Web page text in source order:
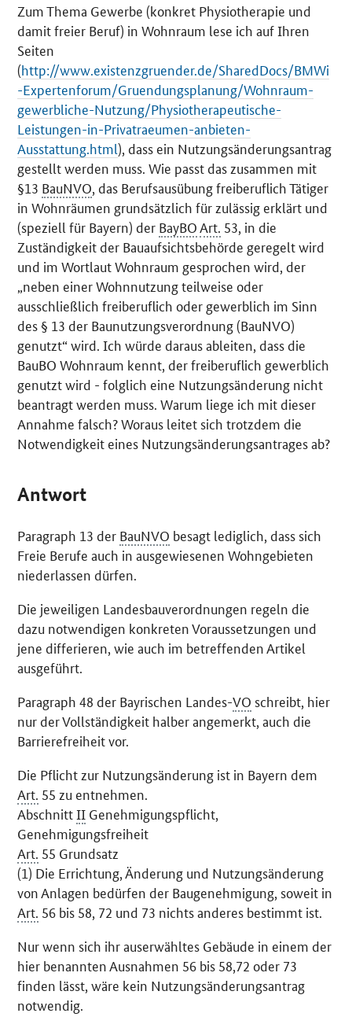
Zum Thema Gewerbe (konkret Physiotherapie und
damit freier Beruf) in Wohnraum lese ich auf Ihren
Seiten
(http://www.existenzgruender.de/SharedDocs/BMWi
-Expertenforum/Gruendungsplanung/Wohnraum-
gewerbliche-Nutzung/Physiotherapeutische-
Leistungen-in-Privatraeumen-anbieten-
Ausstattung.html), dass ein Nutzungsänderungsantrag
gestellt werden muss. Wie passt das zusammen mit
§13 BauNVO, das Berufsausübung freiberuflich Tätiger
in Wohnräumen grundsätzlich für zulässig erklärt und
(speziell für Bayern) der BayBOArt. 53, in die
Zuständigkeit der Bauaufsichtsbehörde geregelt wird
und im Wortlaut Wohnraum gesprochen wird, der
„neben einer Wohnnutzung teilweise oder
ausschließlich freiberuflich oder gewerblich im Sinn
des § 13 der Baunutzungsverordnung (BauNVO)
genutzt“ wird. Ich würde daraus ableiten, dass die
BauBO Wohnraum kennt, der freiberuflich gewerblich
genutzt wird - folglich eine Nutzungsänderung nicht
beantragt werden muss. Warum liege ich mit dieser
Annahme falsch? Woraus leitet sich trotzdem die
Notwendigkeit eines Nutzungsänderungsantrages ab?
Antwort
Paragraph 13 der BauNVO besagt lediglich, dass sich
Freie Berufe auch in ausgewiesenen Wohngebieten
niederlassen dürfen.
Die jeweiligen Landesbauverordnungen regeln die
dazu notwendigen konkreten Voraussetzungen und
jene differieren, wie auch im betreffenden Artikel
ausgeführt.
Paragraph 48 der Bayrischen Landes-VO schreibt, hier
nur der Vollständigkeit halber angemerkt, auch die
Barrierefreiheit vor.
Die Pflicht zur Nutzungsänderung ist in Bayern dem
Art. 55 zu entnehmen.
AbschnittII Genehmigungspflicht,
Genehmigungsfreiheit
Art. 55 Grundsatz
(1) Die Errichtung, Änderung und Nutzungsänderung
von Anlagen bedürfen der Baugenehmigung, soweit in
Art. 56 bis 58, 72 und 73 nichts anderes bestimmt ist.
Nur wenn sich ihr auserwähltes Gebäude in einem der
hier benannten Ausnahmen 56 bis 58,72 oder 73
finden lässt, wäre kein Nutzungsänderungsantrag
notwendig.